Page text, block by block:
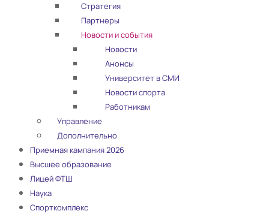
Стратегия
Партнеры
Новости и события
Новости
Анонсы
Университет в СМИ
Новости спорта
Работникам
Управление
Дополнительно
Приемная кампания 2026
Высшее образование
Лицей ФТШ
Наука
Спорткомплекс